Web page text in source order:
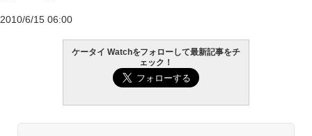
2010/6/15 06:00
ケータイ Watchをフォローして最新記事をチ
ェック！